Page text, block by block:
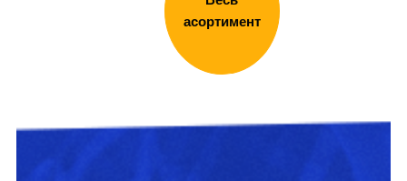
асортимент